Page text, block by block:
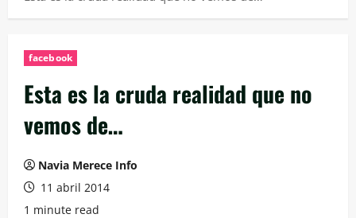
facebook
Esta es la cruda realidad que no
vemos de…
Navia Merece Info
11 abril 2014
1 minute read